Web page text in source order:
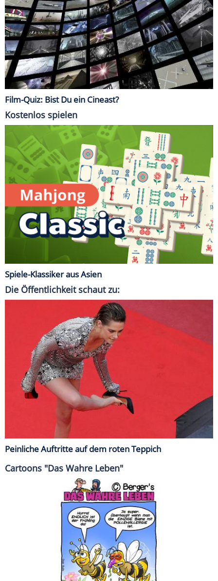
Film-Quiz: Bist Du ein Cineast?
Kostenlos spielen
Spiele-Klassiker aus Asien
Die Öffentlichkeit schaut zu:
Peinliche Auftritte auf dem roten Teppich
Cartoons "Das Wahre Leben"